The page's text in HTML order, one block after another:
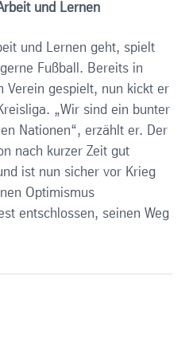
und Lernen
und Lernen geht, spielt
Fußball. Bereits in
Verein gespielt, nun kickt er
„Wir sind ein bunter
Nationen“, erzählt er. Der
nach kurzer Zeit gut
ist nun sicher vor Krieg
Optimismus
entschlossen, seinen Weg